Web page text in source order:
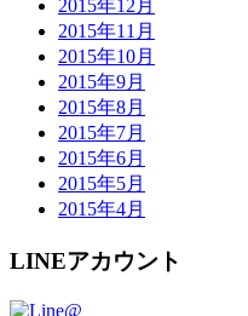
2015年12月
2015年11月
2015年10月
2015年9月
2015年8月
2015年7月
2015年6月
2015年5月
2015年4月
LINEアカウント